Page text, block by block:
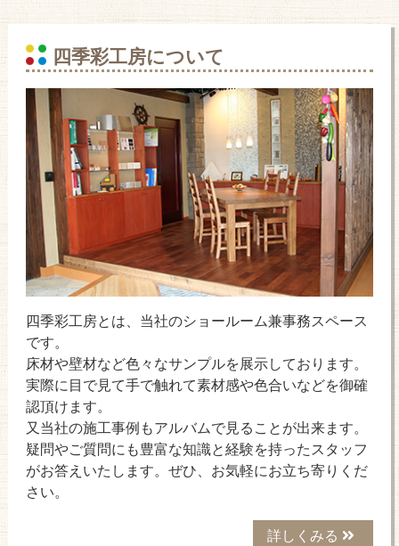
四季彩工房について
四季彩工房とは、当社のショールーム兼事務スペース
です。
床材や壁材など色々なサンプルを展示しております。
実際に目で見て手で触れて素材感や色合いなどを御確
認頂けます。
又当社の施工事例もアルバムで見ることが出来ます。
疑問やご質問にも豊富な知識と経験を持ったスタッフ
がお答えいたします。ぜひ、お気軽にお立ち寄りくだ
さい。
詳しくみる